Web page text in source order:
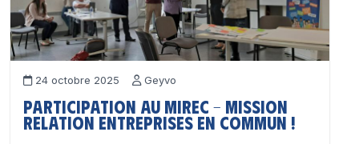
24 octobre 2025 Geyvo
Participation au MIREC – Mission
Relation Entreprises en Commun !